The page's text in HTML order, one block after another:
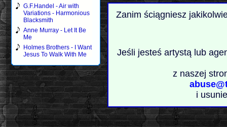
G.F.Handel - Air with
Variations - Harmonious
Blacksmith
Anne Murray - Let It Be
Me
Holmes Brothers - I Want
Jesus To Walk With Me
Zanim ściągniesz
Jeśli jesteś artystą lub
z naszej
i